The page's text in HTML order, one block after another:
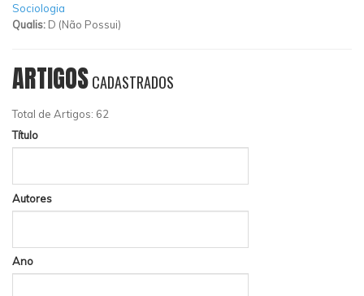
Sociologia
Qualis: D (Não Possui)
ARTIGOSCADASTRADOS
Total de Artigos: 62
Título
Autores
Ano